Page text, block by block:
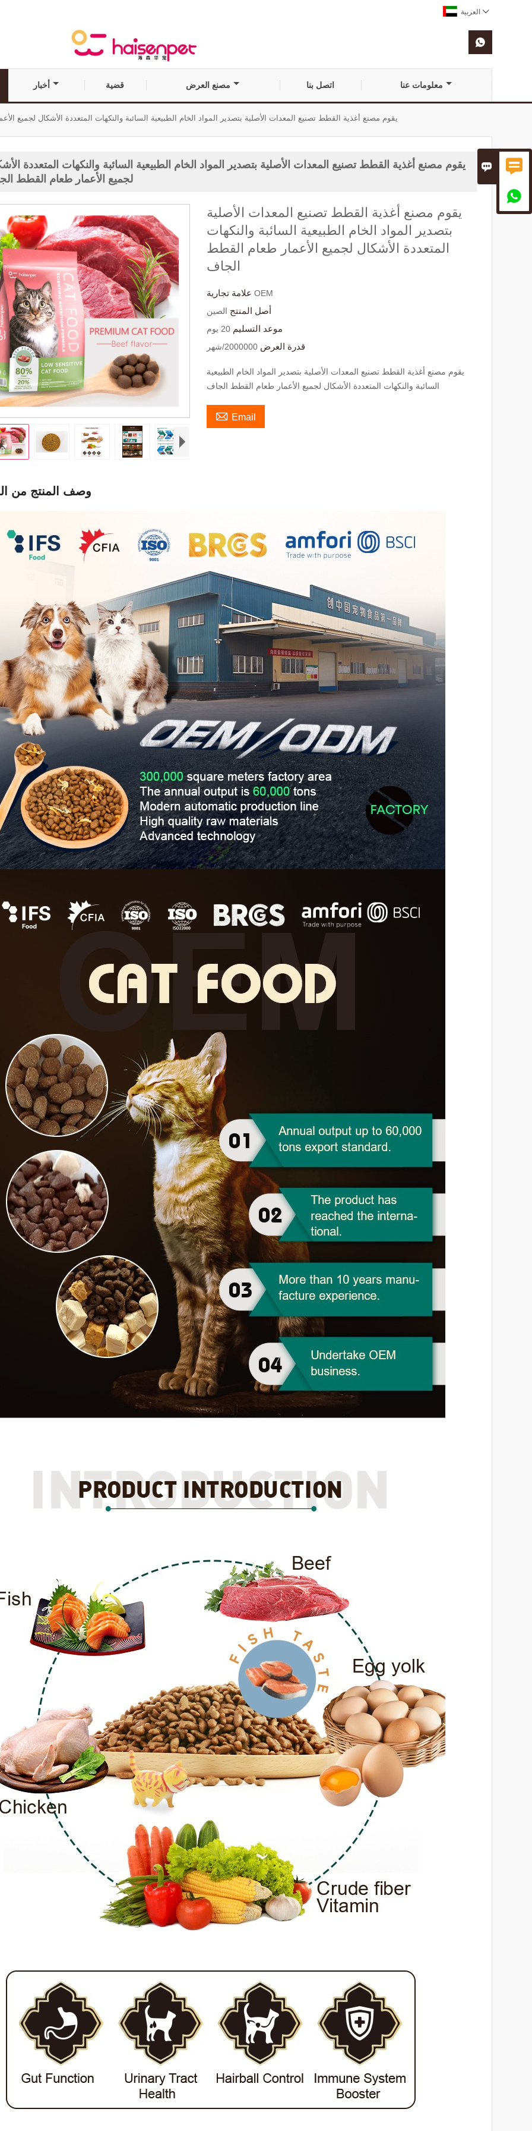
 

العربية 

أخبار قضية مصنع العرض اتصل بنا معلومات عنا
يقوم مصنع أغذية القطط تصنيع المعدات الأصلية بتصدير المواد الخام الطبيعية السائبة والنكهات المتعددة الأشكال لجميع
يقوم مصنع أغذية القطط تصنيع المعدات الأصلية بتصدير المواد الخام الطبيعية السائبة والنكهات المتعددة
لجميع الأعمار طعام القطط
يقوم مصنع أغذية القطط تصنيع المعدات الأصلية
بتصدير المواد الخام الطبيعية السائبة والنكهات
المتعددة الأشكال لجميع الأعمار طعام القطط
الجاف
OEM
أصل المنتج الصين
موعد التسليم20 يوم
قدرة العرض2000000/شهر
يقوم مصنع أغذية القطط تصنيع المعدات الأصلية بتصدير المواد الخام الطبيعية
السائبة والنكهات المتعددة الأشكال لجميع الأعمار طعام القطط الجاف
 Email
وصف المنتج من